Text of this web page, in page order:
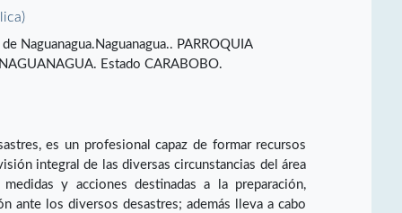
Naguanagua.Naguanagua.. PARROQUIA
Estado CARABOBO.
es un profesional capaz de formar recursos
integral de las diversas circunstancias del área
y acciones destinadas a la preparación,
ante los diversos desastres; además lleva a cabo